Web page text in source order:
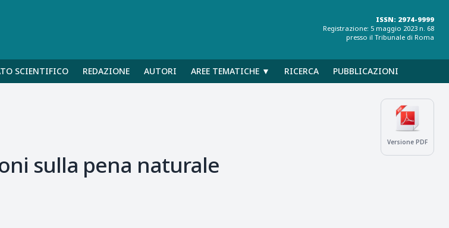
ISSN: 2974-9999
Registrazione: 5 maggio 2023 n. 68
presso il Tribunale di Roma
SCIENTIFICO REDAZIONE AUTORI AREE TEMATICHE ▼ RICERCA PUBBLICAZIONI
Versione PDF
sulla pena naturale